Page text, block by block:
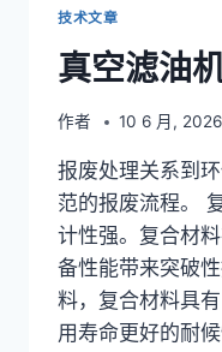
真
空
度
降、
过
滤
效
率
衰
减、
油
技术文章
真空滤油
作者 10 6 月, 2026
报废处理关系到
范的报废流程。
计性强。复合材
备性能带来突破
料，复合材料具
用寿命更好的耐